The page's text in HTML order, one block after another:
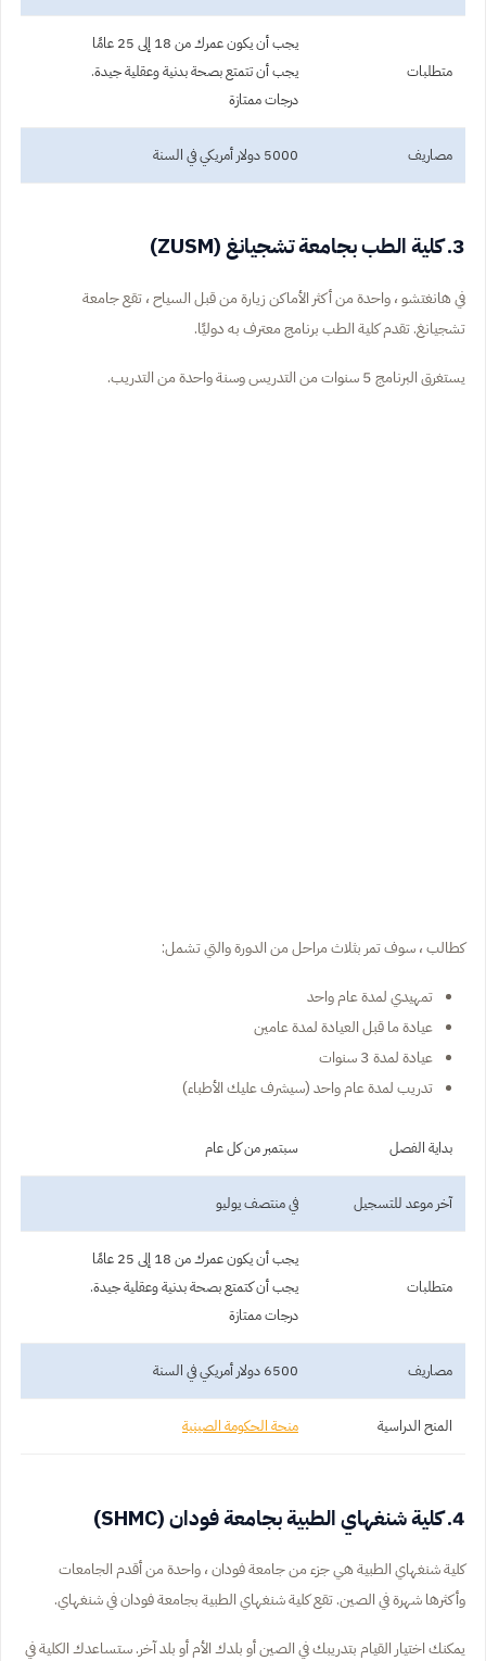
متطلبات
يجب أن يكون عمرك من 18 إلى 25 عامًا
يجب أن تتمتع بصحة بدنية وعقلية جيدة.
درجات ممتازة
مصاريف 5000 دولار أمريكي في السنة
3. كلية الطب بجامعة تشجيانغ (ZUSM)
في هانغتشو ، واحدة من أكثر الأماكن زيارة من قبل السياح ، تقع جامعة
تشجيانغ. تقدم كلية الطب برنامج معترف به دوليًا.
يستغرق البرنامج 5 سنوات من التدريس وسنة واحدة من التدريب.
كطالب ، سوف تمر بثلاث مراحل من الدورة والتي تشمل:
تمهيدي لمدة عام واحد
عيادة ما قبل العيادة لمدة عامين
عيادة لمدة 3 سنوات
تدريب لمدة عام واحد (سيشرف عليك الأطباء)
بداية الفصل سبتمبر من كل عام
آخر موعد للتسجيل في منتصف يوليو
متطلبات
يجب أن يكون عمرك من 18 إلى 25 عامًا
يجب أن كتمتع بصحة بدنية وعقلية جيدة.
درجات ممتازة
مصاريف 6500 دولار أمريكي في السنة
المنح الدراسية منحة الحكومة الصينية
4. كلية شنغهاي الطبية بجامعة فودان (SHMC)
كلية شنغهاي الطبية هي جزء من جامعة فودان ، واحدة من أقدم الجامعات
وأكثرها شهرة في الصين. تقع كلية شنغهاي الطبية بجامعة فودان في شنغهاي.
يمكنك اختيار القيام بتدريبك في الصين أو بلدك الأم أو بلد آخر. ستساعدك الكلية في